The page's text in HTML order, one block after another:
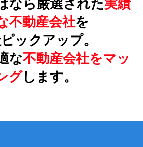
なら厳選された実績
不動産会社を
ックアップ。
な不動産会社をマッ
グします。